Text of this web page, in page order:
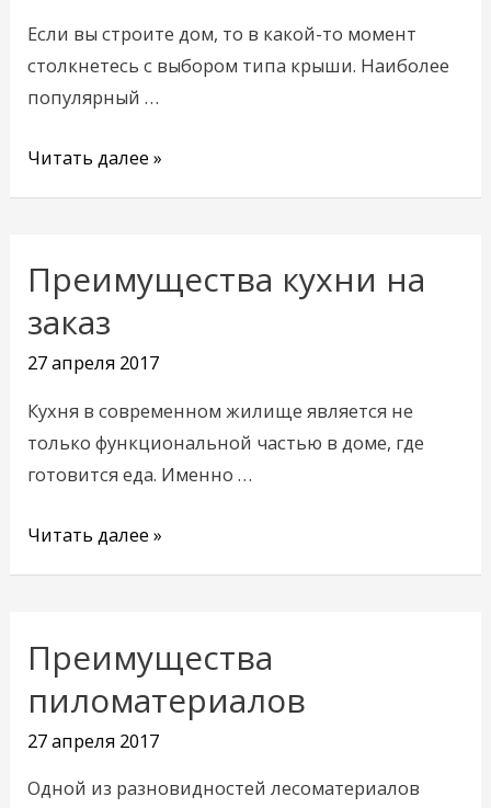
Если вы строите дом, то в какой-то момент
столкнетесь с выбором типа крыши. Наиболее
популярный …
Читать далее »
Преимущества кухни на
заказ
27 апреля 2017
Кухня в современном жилище является не
только функциональной частью в доме, где
готовится еда. Именно …
Преимущества
кухни
на
заказ
Читать далее »
Преимущества
пиломатериалов
27 апреля 2017
Одной из разновидностей лесоматериалов
Преимущества
пиломатериалов